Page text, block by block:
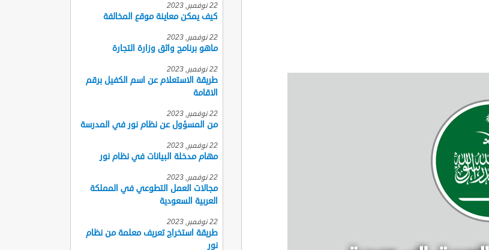
22 نوفمبر, 2023
كيف يمكن معاينة موقع المخالفة
22 نوفمبر, 2023
ماهو برنامج واثق وزارة التجارة
22 نوفمبر, 2023
طريقة الاستعلام عن اسم الكفيل برقم
الاقامة
22 نوفمبر, 2023
من المسؤول عن نظام نور في المدرسة
22 نوفمبر, 2023
مهام مدخلة البيانات في نظام نور
22 نوفمبر, 2023
مجالات العمل التطوعي في المملكة
العربية السعودية
22 نوفمبر, 2023
طريقة استخراج تعريف معلمة من نظام
نور